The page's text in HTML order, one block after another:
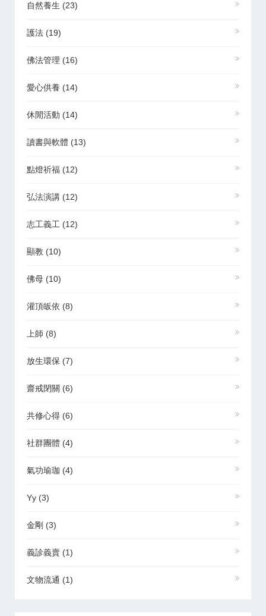
自然養生 (23)
護法 (19)
佛法管理 (16)
愛心供養 (14)
休閒活動 (14)
讀書與軟體 (13)
點燈祈福 (12)
弘法演講 (12)
志工義工 (12)
顯教 (10)
佛母 (10)
灌頂皈依 (8)
上師 (8)
放生環保 (7)
齋戒閉關 (6)
共修心得 (6)
社群團體 (4)
氣功瑜珈 (4)
Yy (3)
金剛 (3)
義診義賣 (1)
文物流通 (1)